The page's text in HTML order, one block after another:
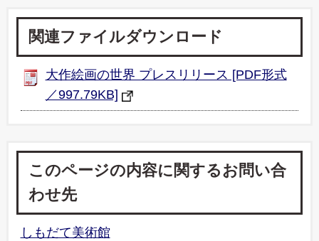
関連ファイルダウンロード
大作絵画の世界 プレスリリース [PDF形式
／997.79KB]
このページの内容に関するお問い合
わせ先
しもだて美術館